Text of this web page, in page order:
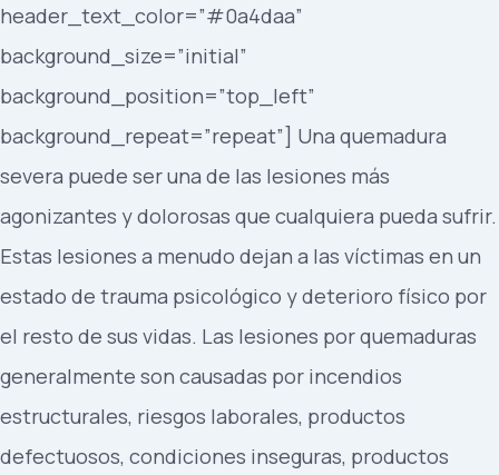
header_text_color=”#0a4daa”
background_size=”initial”
background_position=”top_left”
background_repeat=”repeat”] Una quemadura
severa puede ser una de las lesiones más
agonizantes y dolorosas que cualquiera pueda sufrir.
Estas lesiones a menudo dejan a las víctimas en un
estado de trauma psicológico y deterioro físico por
el resto de sus vidas. Las lesiones por quemaduras
generalmente son causadas por incendios
estructurales, riesgos laborales, productos
defectuosos, condiciones inseguras, productos